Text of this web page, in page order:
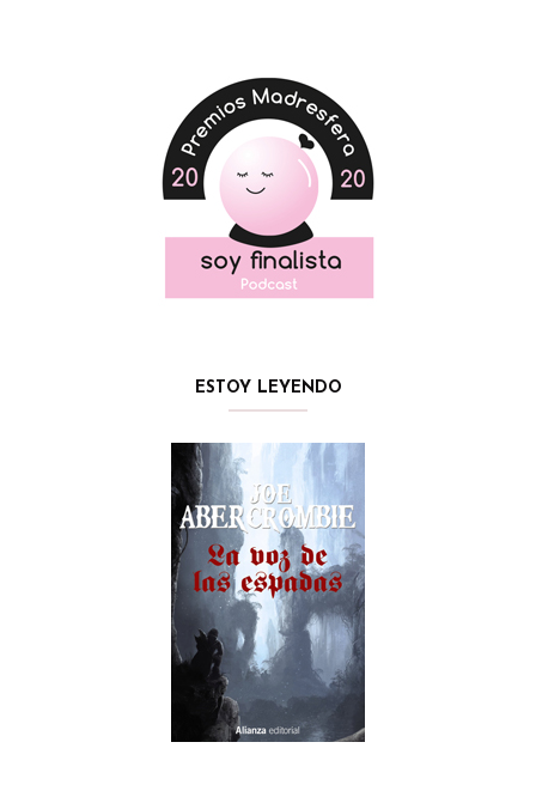
ESTOY LEYENDO